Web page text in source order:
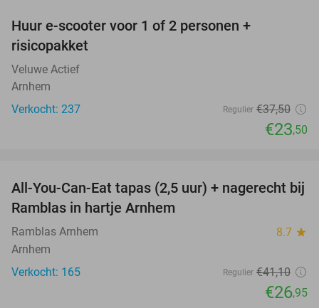
Huur e-scooter voor 1 of 2 personen +
risicopakket
Veluwe Actief
Arnhem
Verkocht: 237
Regulier €37,50
€23,50
34%
All-You-Can-Eat tapas (2,5 uur) + nagerecht bij
Ramblas in hartje Arnhem
Ramblas Arnhem 8.7 star
Arnhem
Verkocht: 165
Regulier €41,10
€26,95